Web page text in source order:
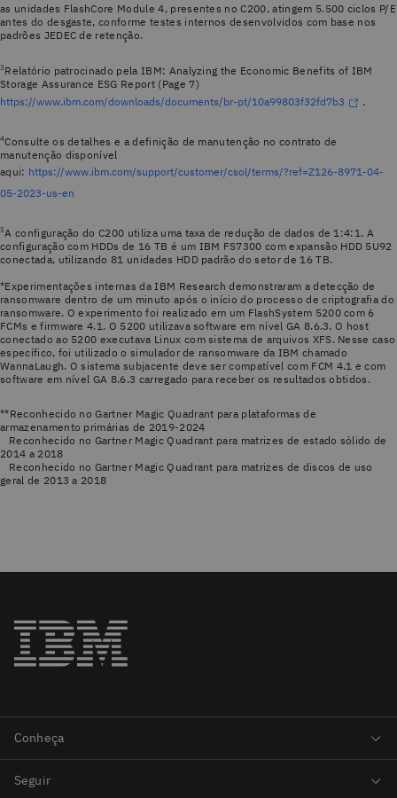
as unidades FlashCore Module 4, presentes no C200, atingem 5.500 ciclos P/E
antes do desgaste, conforme testes internos desenvolvidos com base nos
padrões JEDEC de retenção.
3 Relatório patrocinado pela IBM: Analyzing the Economic Benefits of IBM
Storage Assurance ESG Report (Page 7)
https://www.ibm.com/downloads/documents/br-pt/10a99803f32fd7b3
.
4Consulte os detalhes e a definição de manutenção no contrato de
manutenção disponível
aqui: https://www.ibm.com/support/customer/csol/terms/?ref=Z126-8971-04-
05-2023-us-en
5 A configuração do C200 utiliza uma taxa de redução de dados de 1:4:1. A
configuração com HDDs de 16 TB é um IBM FS7300 com expansão HDD 5U92
conectada, utilizando 81 unidades HDD padrão do setor de 16 TB.
*Experimentações internas da IBM Research demonstraram a detecção de
ransomware dentro de um minuto após o início do processo de criptografia do
ransomware. O experimento foi realizado em um FlashSystem 5200 com 6
FCMs e firmware 4.1. O 5200 utilizava software em nível GA 8.6.3. O host
conectado ao 5200 executava Linux com sistema de arquivos XFS. Nesse caso
específico, foi utilizado o simulador de ransomware da IBM chamado
WannaLaugh. O sistema subjacente deve ser compatível com FCM 4.1 e com
software em nível GA 8.6.3 carregado para receber os resultados obtidos.
**Reconhecido no Gartner Magic Quadrant para plataformas de
armazenamento primárias de 2019-2024
Reconhecido no Gartner Magic Quadrant para matrizes de estado sólido de
2014 a 2018
Reconhecido no Gartner Magic Quadrant para matrizes de discos de uso
geral de 2013 a 2018